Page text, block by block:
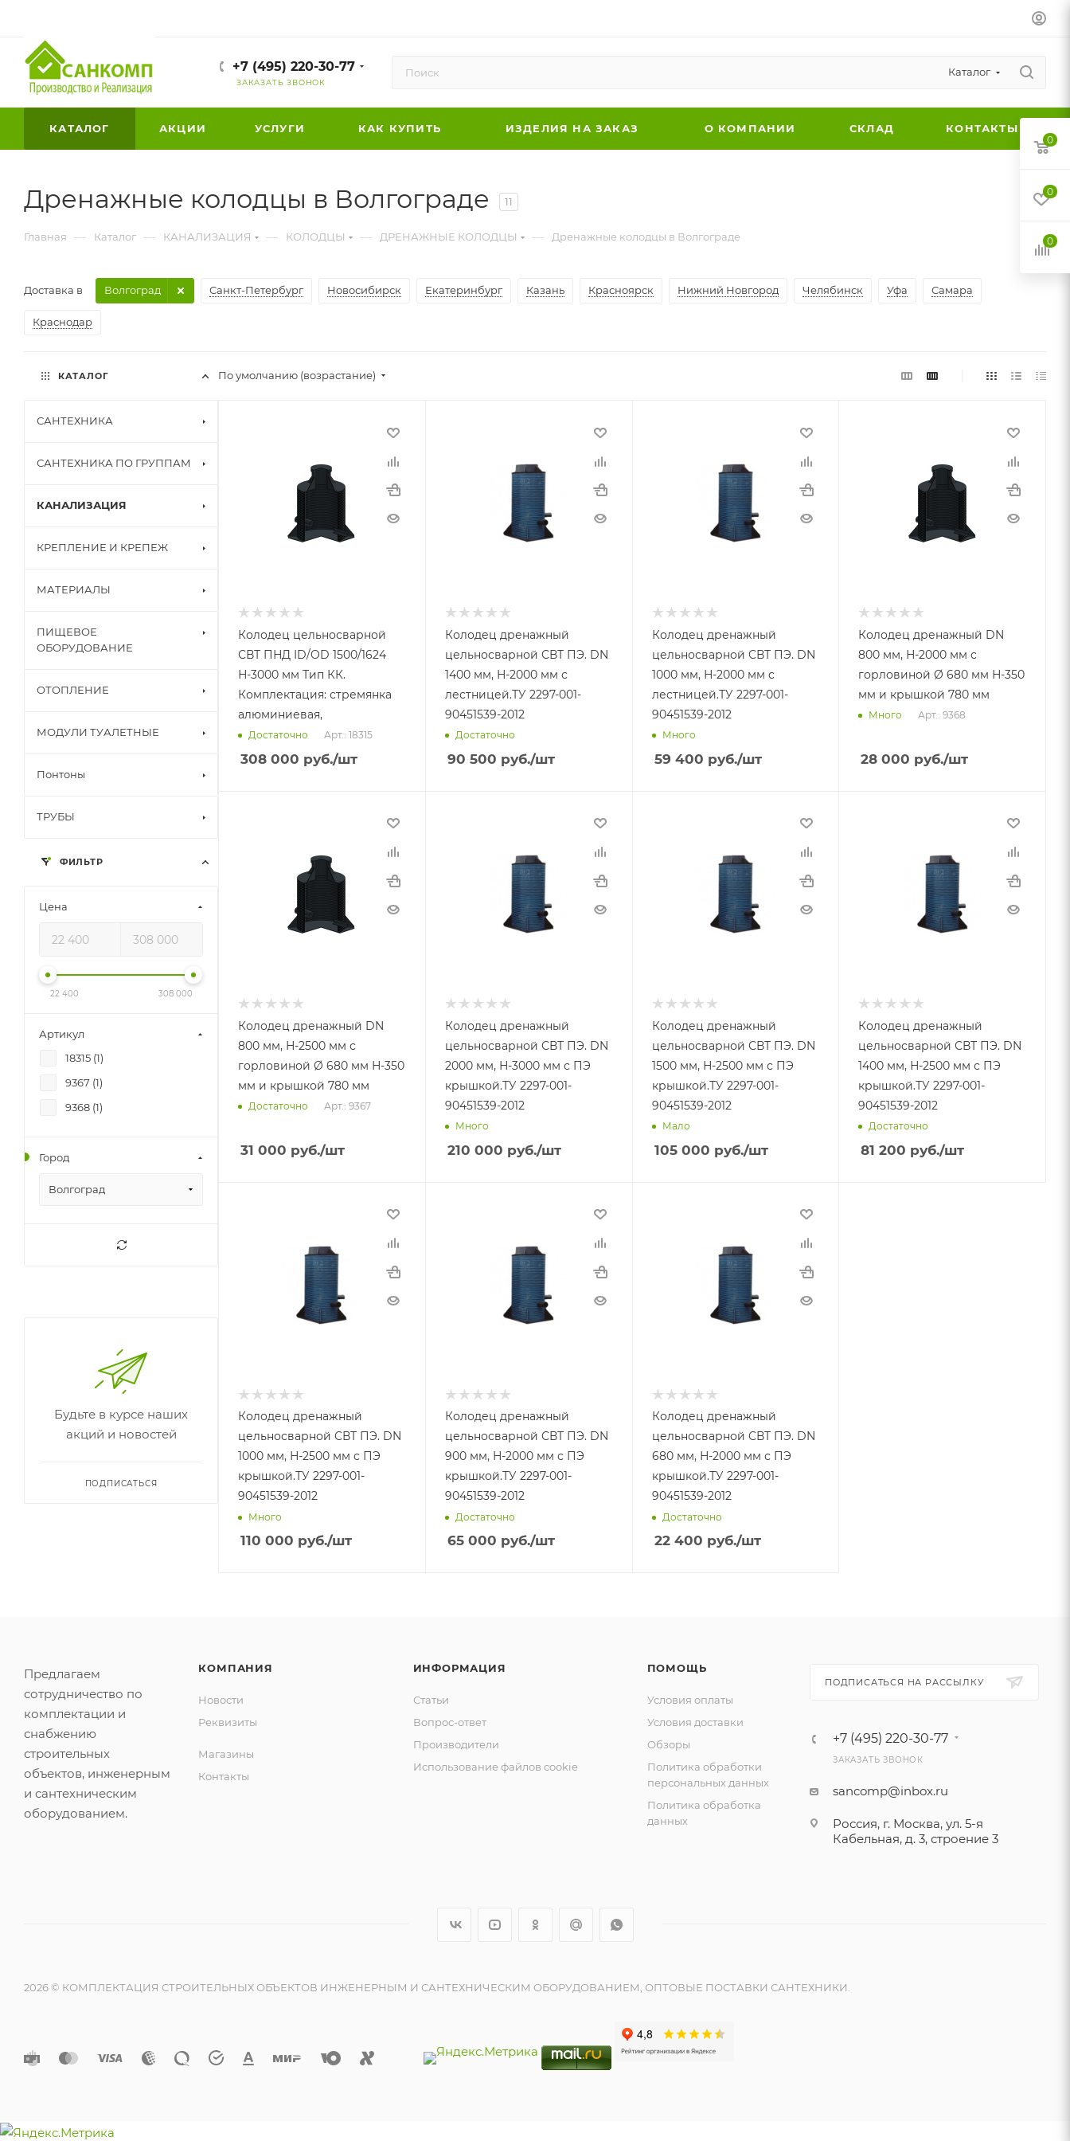
+7 (495) 220-30-77
ЗАКАЗАТЬ ЗВОНОК
Каталог
КАТАЛОГ АКЦИИ УСЛУГИ КАК КУПИТЬ ИЗДЕЛИЯ НА ЗАКАЗ О КОМПАНИИ СКЛАД КОНТАКТЫ
Дренажные колодцы в Волгограде 11
Главная — Каталог — КАНАЛИЗАЦИЯ — КОЛОДЦЫ — ДРЕНАЖНЫЕ КОЛОДЦЫ — Дренажные колодцы в Волгограде
Доставка в Санкт-Петербург Новосибирск Екатеринбург Казань Красноярск Нижний Новгород Челябинск Уфа Самара
Краснодар
Волгоград
По умолчанию (возрастание)
Колодец цельносварной
СВТ ПНД ID/OD 1500/1624
Н-3000 мм Тип КК.
Комплектация: стремянка
алюминиевая,
Достаточно Арт.: 18315
308 000 руб./шт
Колодец дренажный
цельносварной СВТ ПЭ. DN
1400 мм, Н-2000 мм с
лестницей.ТУ 2297-001-
90451539-2012
Достаточно
90 500 руб./шт
Колодец дренажный
цельносварной СВТ ПЭ. DN
1000 мм, Н-2000 мм с
лестницей.ТУ 2297-001-
90451539-2012
Много
59 400 руб./шт
Колодец дренажный DN
800 мм, Н-2000 мм с
горловиной Ø 680 мм Н-350
мм и крышкой 780 мм
Много Арт.: 9368
28 000 руб./шт
Колодец дренажный DN
800 мм, Н-2500 мм с
горловиной Ø 680 мм Н-350
мм и крышкой 780 мм
Достаточно Арт.: 9367
31 000 руб./шт
Колодец дренажный
цельносварной СВТ ПЭ. DN
2000 мм, Н-3000 мм с ПЭ
крышкой.ТУ 2297-001-
90451539-2012
Много
210 000 руб./шт
Колодец дренажный
цельносварной СВТ ПЭ. DN
1500 мм, Н-2500 мм с ПЭ
крышкой.ТУ 2297-001-
90451539-2012
Мало
105 000 руб./шт
Колодец дренажный
цельносварной СВТ ПЭ. DN
1400 мм, Н-2500 мм с ПЭ
крышкой.ТУ 2297-001-
90451539-2012
Достаточно
81 200 руб./шт
Колодец дренажный
цельносварной СВТ ПЭ. DN
1000 мм, Н-2500 мм с ПЭ
крышкой.ТУ 2297-001-
90451539-2012
Много
110 000 руб./шт
Колодец дренажный
цельносварной СВТ ПЭ. DN
900 мм, Н-2000 мм с ПЭ
крышкой.ТУ 2297-001-
90451539-2012
Достаточно
65 000 руб./шт
Колодец дренажный
цельносварной СВТ ПЭ. DN
680 мм, Н-2000 мм с ПЭ
крышкой.ТУ 2297-001-
90451539-2012
Достаточно
22 400 руб./шт
КАТАЛОГ
САНТЕХНИКА
САНТЕХНИКА ПО ГРУППАМ
КАНАЛИЗАЦИЯ
КРЕПЛЕНИЕ И КРЕПЕЖ
МАТЕРИАЛЫ
ПИЩЕВОЕ
ОБОРУДОВАНИЕ
ОТОПЛЕНИЕ
МОДУЛИ ТУАЛЕТНЫЕ
Понтоны
ТРУБЫ
ФИЛЬТР
Цена
22 400 308 000
Артикул
18315 (1)
9367 (1)
9368 (1)
Город
Волгоград
Будьте в курсе наших
акций и новостей
ПОДПИСАТЬСЯ
Предлагаем
сотрудничество по
комплектации и
снабжению
строительных
объектов, инженерным
и сантехническим
оборудованием.
КОМПАНИЯ
Новости
Реквизиты
Магазины
Контакты
ИНФОРМАЦИЯ
Статьи
Вопрос-ответ
Производители
Использование файлов cookie
ПОМОЩЬ
Условия оплаты
Условия доставки
Обзоры
Политика обработки
персональных данных
Политика обработка
данных
ПОДПИСАТЬСЯ НА РАССЫЛКУ
+7 (495) 220-30-77
ЗАКАЗАТЬ ЗВОНОК
sancomp@inbox.ru
Россия, г. Москва, ул. 5-я
Кабельная, д. 3, строение 3
2026 © КОМПЛЕКТАЦИЯ СТРОИТЕЛЬНЫХ ОБЪЕКТОВ ИНЖЕНЕРНЫМ И САНТЕХНИЧЕСКИМ ОБОРУДОВАНИЕМ, ОПТОВЫЕ ПОСТАВКИ САНТЕХНИКИ.
0
0
0